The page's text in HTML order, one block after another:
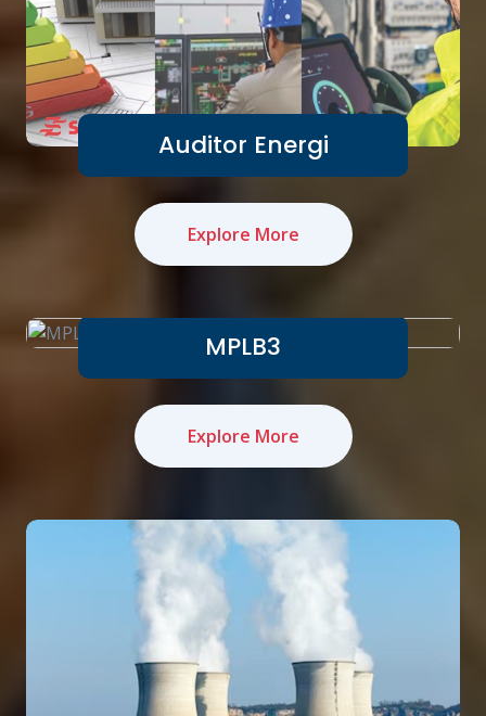
Auditor Energi
Explore More
MPLB3
Explore More